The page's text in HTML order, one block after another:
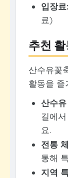
입장료:
료)
추천
산수유꽃
활동을 즐
산수
길에
요.
전통
통해
지역